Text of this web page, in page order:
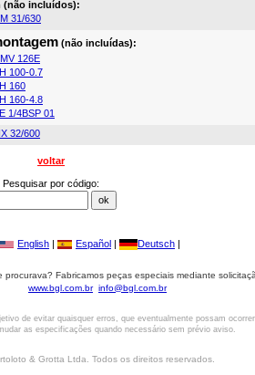
(não incluídos):
31/630
(não incluídas):
126E
100-0.7
160
160-4.8
1/4BSP 01
32/600
voltar
Pesquisar por código:
English | Español | Deutsch |
Fabricamos peças especiais mediante
www.bgl.com.br info@bgl.com.br
de evitar quaisquer erros, que eventualmente possam
as especificações quando necessário sem prévio aviso.
& Grotta Ltda. Todos os direitos reservados.